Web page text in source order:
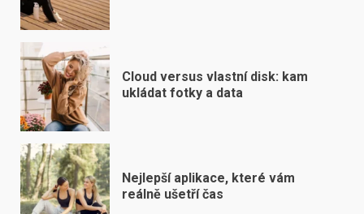
Cloud versus vlastní disk: kam
ukládat fotky a data
Nejlepší aplikace, které vám
reálně ušetří čas